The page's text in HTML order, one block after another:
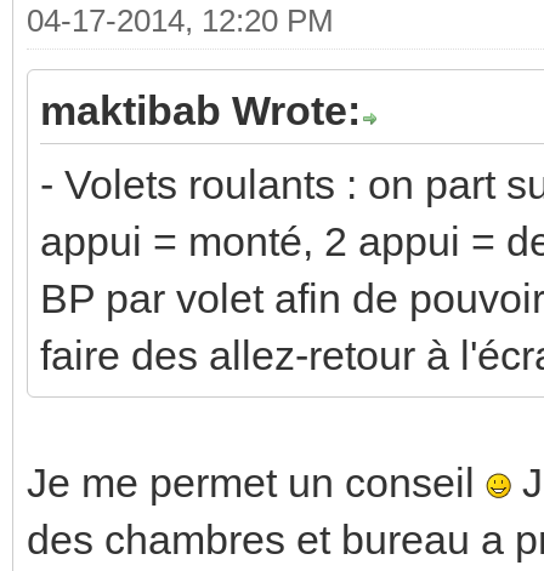
04-17-2014, 12:20 PM
maktibab Wrote:
- Volets roulants : on part
appui = monté, 2 appui =
BP par volet afin de
faire des allez-retour à
Je me permet un conseil
des chambres et bureau a